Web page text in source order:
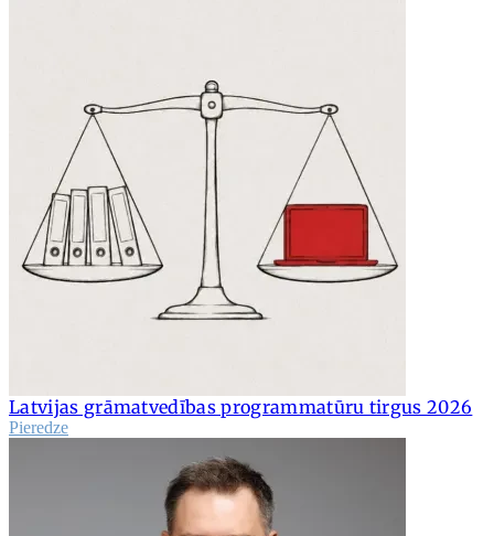
Latvijas grāmatvedības programmatūru tirgus 2026
Pieredze